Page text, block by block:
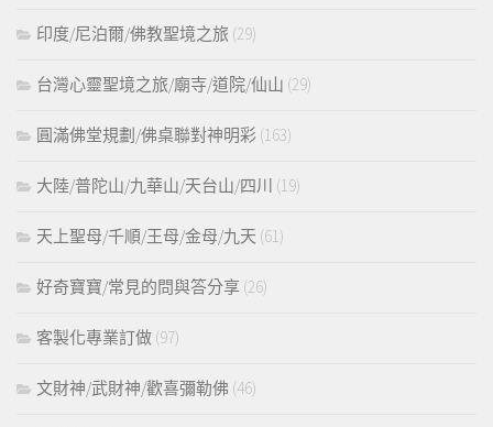
印度/尼泊爾/佛教聖境之旅 (29)
台灣心靈聖境之旅/廟寺/道院/仙山 (29)
圓滿佛堂規劃/佛桌聯對神明彩 (163)
大陸/普陀山/九華山/天台山/四川 (19)
天上聖母/千順/王母/金母/九天 (61)
好奇寶寶/常見的問與答分享 (26)
客製化專業訂做 (97)
文財神/武財神/歡喜彌勒佛 (46)